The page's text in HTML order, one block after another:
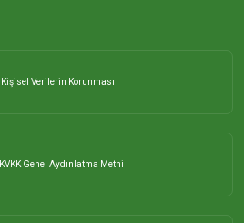
Kişisel Verilerin Korunması
KVKK Genel Aydınlatma Metni